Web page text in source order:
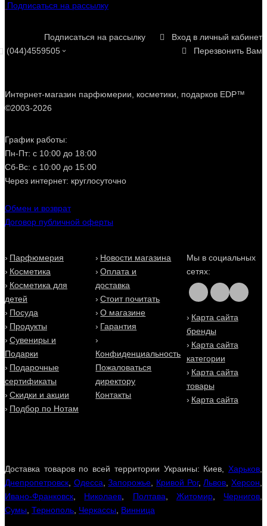
Подписаться на рассылку
Подписаться на рассылку
Вход в личный кабинет
Перезвонить Вам
(044)4559505
Интернет-магазин парфюмерии, косметики, подарков EDP™
©2003-2026
График работы:
Пн-Пт: с 10:00 до 18:00
Сб-Вс: с 10:00 до 15:00
Через интернет: круглосуточно
Обмен и возврат
Договор публичной оферты
Парфюмерия
Косметика
Косметика для
детей
Посуда
Продукты
Сувениры и
Подарки
Подарочные
сертификаты
Скидки и акции
Подбор по Нотам
Новости магазина
Оплата и
доставка
Стоит почитать
О магазине
Гарантия
Конфиденциальность
Пожаловаться
директору
Контакты
Мы в социальных
сетях:
Карта сайта
бренды
Карта сайта
категории
Карта сайта
товары
Карта сайта
Доставка товаров по всей территории Украины: Киев, Харьков
Днепропетровск Одесса ,Запорожье Кривой Рог,Львов ,Херсон
Ивано-Франковск
Николаев Полтава Житомир, Чернигов
Сумы Тернополь Черкассы Винница